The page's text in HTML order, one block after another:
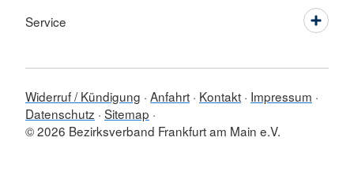
Service
Widerruf / Kündigung Anfahrt Kontakt Impressum
Datenschutz Sitemap
© 2026 Bezirksverband Frankfurt am Main e.V.